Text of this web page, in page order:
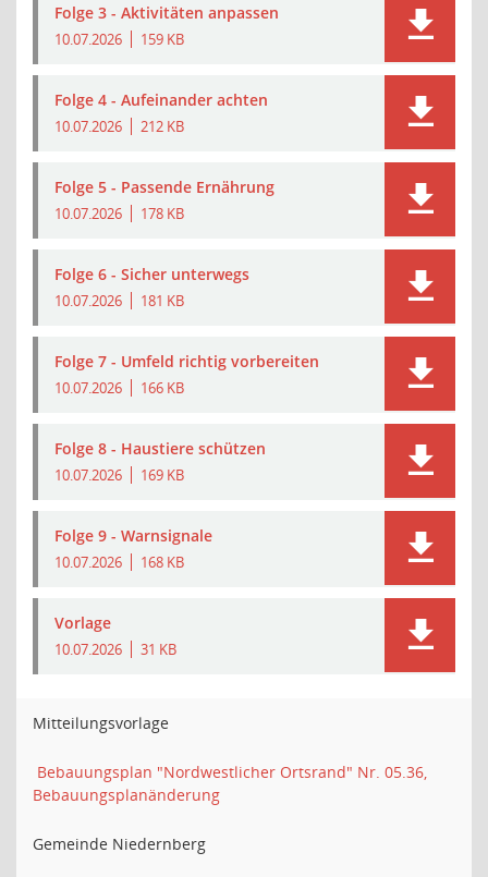
Folge 3 - Aktivitäten anpassen
10.07.2026 159 KB
Folge 4 - Aufeinander achten
10.07.2026 212 KB
Folge 5 - Passende Ernährung
10.07.2026 178 KB
Folge 6 - Sicher unterwegs
10.07.2026 181 KB
Folge 7 - Umfeld richtig vorbereiten
10.07.2026 166 KB
Folge 8 - Haustiere schützen
10.07.2026 169 KB
Folge 9 - Warnsignale
10.07.2026 168 KB
Vorlage
10.07.2026 31 KB
Mitteilungsvorlage
Bebauungsplan "Nordwestlicher Ortsrand" Nr. 05.36,
Bebauungsplanänderung
Gemeinde Niedernberg